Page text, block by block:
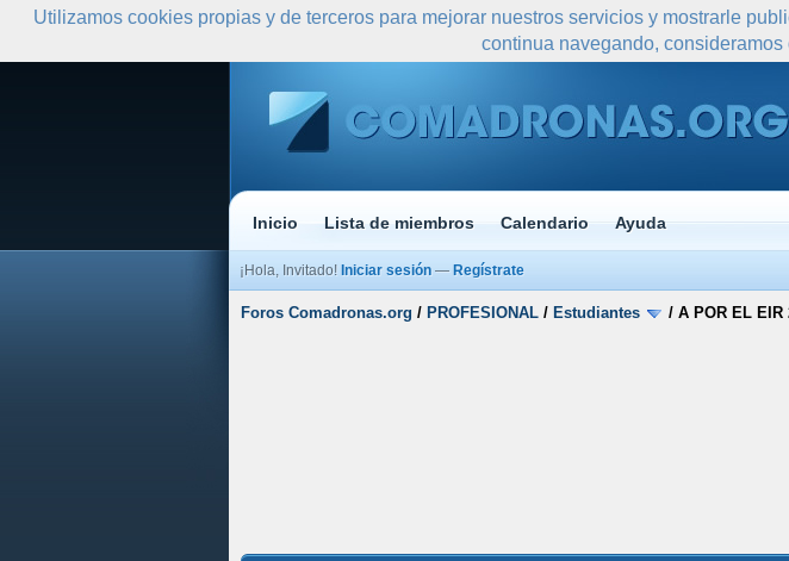
Inicio Lista de miembros Calendario Ayuda
¡Hola, Invitado! Iniciar sesión — Regístrate
Foros Comadronas.org / PROFESIONAL / Estudiantes / A POR EL EIR
Utilizamos cookies propias y de terceros para mejorar nuestros servicios y mostrarle
continua navegando, consideramos